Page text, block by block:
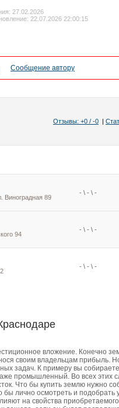
27.02.2026
22.07.2026 22:00:15
Сообщение автору
Отзывы: +0 / -0 |
Виноградная 89
- \ - \ -
94
- \ - \ -
- \ - \ -
вложение. Конечно
своим владельцам прибыль.
задач. К примеру вы
промышленный. Во всех этих
Что бы купить землю нужно
лично осмотреть и подобрать
на свойства